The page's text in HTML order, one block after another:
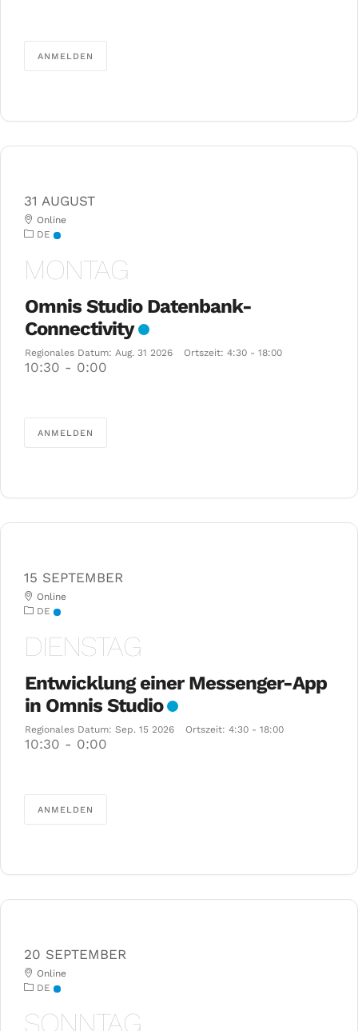
ANMELDEN
31 AUGUST
Online
DE
MONTAG
Omnis Studio Datenbank-
Connectivity
Regionales Datum: Aug. 31 2026 Ortszeit: 4:30 - 18:00
10:30 - 0:00
ANMELDEN
15 SEPTEMBER
Online
DE
DIENSTAG
Entwicklung einer Messenger-App
in Omnis Studio
Regionales Datum: Sep. 15 2026 Ortszeit: 4:30 - 18:00
10:30 - 0:00
ANMELDEN
20 SEPTEMBER
Online
DE
SONNTAG